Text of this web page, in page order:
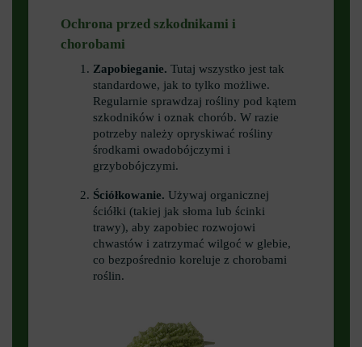
Ochrona przed szkodnikami i
chorobami
Zapobieganie. Tutaj wszystko jest tak
standardowe, jak to tylko możliwe.
Regularnie sprawdzaj rośliny pod kątem
szkodników i oznak chorób. W razie
potrzeby należy opryskiwać rośliny
środkami owadobójczymi i
grzybobójczymi.
Ściółkowanie. Używaj organicznej
ściółki (takiej jak słoma lub ścinki
trawy), aby zapobiec rozwojowi
chwastów i zatrzymać wilgoć w glebie,
co bezpośrednio koreluje z chorobami
roślin.